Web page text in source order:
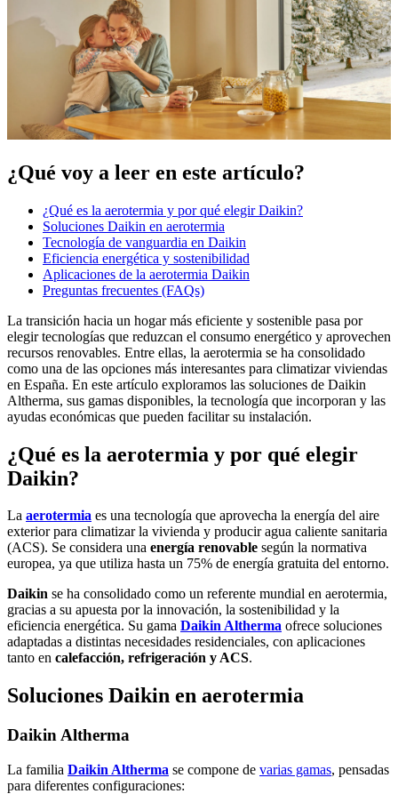
¿Qué voy a leer en este artículo?
¿Qué es la aerotermia y por qué elegir Daikin?
Soluciones Daikin en aerotermia
Tecnología de vanguardia en Daikin
Eficiencia energética y sostenibilidad
Aplicaciones de la aerotermia Daikin
Preguntas frecuentes (FAQs)
La transición hacia un hogar más eficiente y sostenible pasa por
elegir tecnologías que reduzcan el consumo energético y aprovechen
recursos renovables. Entre ellas, la aerotermia se ha consolidado
como una de las opciones más interesantes para climatizar viviendas
en España. En este artículo exploramos las soluciones de Daikin
Altherma, sus gamas disponibles, la tecnología que incorporan y las
ayudas económicas que pueden facilitar su instalación.
¿Qué es la aerotermia y por qué elegir
Daikin?
La aerotermia es una tecnología que aprovecha la energía del aire
exterior para climatizar la vivienda y producir agua caliente sanitaria
(ACS). Se considera una energía renovable según la normativa
europea, ya que utiliza hasta un 75% de energía gratuita del entorno.
Daikin se ha consolidado como un referente mundial en aerotermia,
gracias a su apuesta por la innovación, la sostenibilidad y la
eficiencia energética. Su gama Daikin Altherma ofrece soluciones
adaptadas a distintas necesidades residenciales, con aplicaciones
tanto en calefacción, refrigeración y ACS.
Soluciones Daikin en aerotermia
Daikin Altherma
La familia Daikin Altherma se compone de varias gamas, pensadas
para diferentes configuraciones: